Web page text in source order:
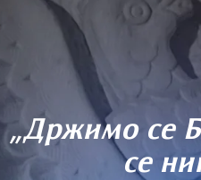
„Држимо се
се